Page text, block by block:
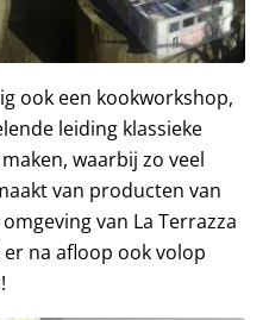
ook een kookworkshop,
leiding klassieke
waarbij zo veel
van producten van
van La Terrazza
na afloop ook volop